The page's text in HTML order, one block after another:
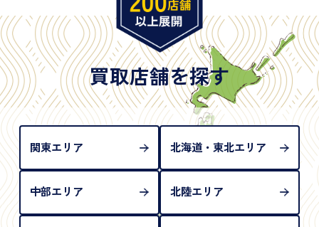
年月日が記載されているもの
※日本国政府発行のもの
※2020年2月4日以降に申請された新型パスポートに
は「所持人記入欄（住所記載欄）」が存在しないた
め、単体では古物営業法上の本人確認書類として認
められない（住所確認ができないため）。補助書類
が必要となります
買取店舗を探す
関東エリア 北海道・東北エリア
中部エリア 北陸エリア